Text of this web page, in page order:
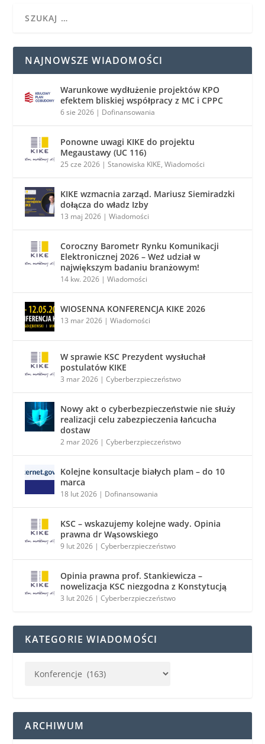
NAJNOWSZE WIADOMOŚCI
Warunkowe wydłużenie projektów KPO
efektem bliskiej współpracy z MC i CPPC
6 sie 2026 | Dofinansowania
Ponowne uwagi KIKE do projektu
Megaustawy (UC 116)
25 cze 2026 |Stanowiska KIKE,Wiadomości
KIKE wzmacnia zarząd. Mariusz Siemiradzki
dołącza do władz Izby
13 maj 2026 |Wiadomości
Coroczny Barometr Rynku Komunikacji
Elektronicznej 2026 – Weź udział w
największym badaniu branżowym!
14 kw. 2026 |Wiadomości
WIOSENNA KONFERENCJA KIKE 2026
13 mar 2026 |Wiadomości
W sprawie KSC Prezydent wysłuchał
postulatów KIKE
3 mar 2026 |Cyberberzpieczeństwo
Nowy akt o cyberbezpieczeństwie nie służy
realizacji celu zabezpieczenia łańcucha
dostaw
2 mar 2026 |Cyberberzpieczeństwo
Kolejne konsultacje białych plam – do 10
marca
18 lut 2026 | Dofinansowania
KSC – wskazujemy kolejne wady. Opinia
prawna dr Wąsowskiego
9 lut 2026 |Cyberberzpieczeństwo
Opinia prawna prof. Stankiewicza –
nowelizacja KSC niezgodna z Konstytucją
3 lut 2026 |Cyberberzpieczeństwo
KATEGORIE WIADOMOŚCI
ARCHIWUM